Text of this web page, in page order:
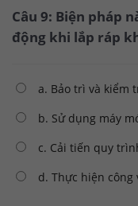
Câu 9: Biện pháp
động khi lắp ráp
a. Bảo trì và kiểm
b. Sử dụng máy
c. Cải tiến quy
d. Thực hiện